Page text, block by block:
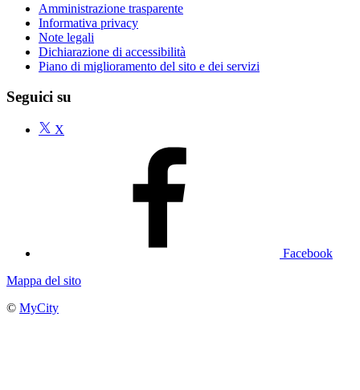
Amministrazione trasparente
Informativa privacy
Note legali
Dichiarazione di accessibilità
Piano di miglioramento del sito e dei servizi
Seguici su
X
Facebook
Mappa del sito
© MyCity